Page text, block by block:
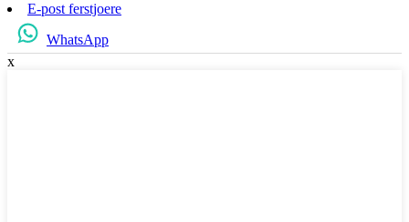
E-post ferstjoere
WhatsApp
x